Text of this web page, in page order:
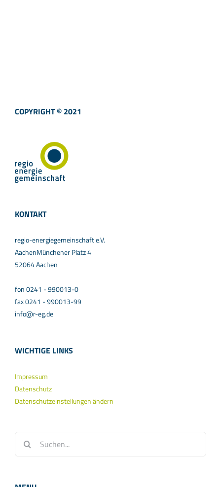
COPYRIGHT © 2021
KONTAKT
regio-energiegemeinschaft e.V.
AachenMünchener Platz 4
52064 Aachen
fon 0241 - 990013-0
fax 0241 - 990013-99
info@r-eg.de
WICHTIGE LINKS
Impressum
Datenschutz
Datenschutzeinstellungen ändern
nach: